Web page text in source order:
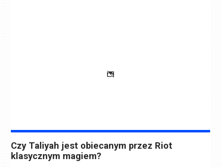
Czy Taliyah jest obiecanym przez Riot
klasycznym magiem?